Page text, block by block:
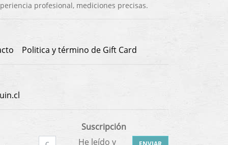
profesional, mediciones precisas.
Politica y término de Gift Card
Suscripción
He leído y